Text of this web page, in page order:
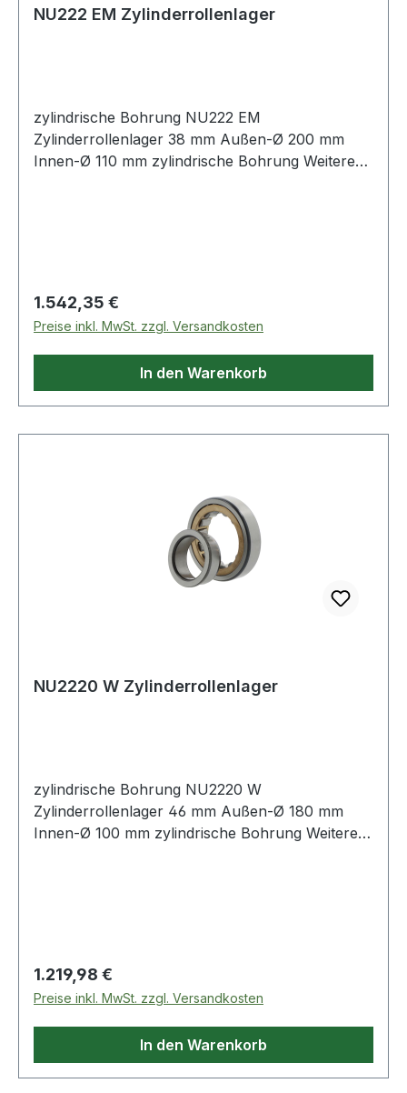
NU222 EM Zylinderrollenlager
zylindrische Bohrung NU222 EM
Zylinderrollenlager 38 mm Außen-Ø 200 mm
Innen-Ø 110 mm zylindrische Bohrung Weitere
Regulärer Preis:
1.542,35 €
Preise inkl. MwSt. zzgl. Versandkosten
In den Warenkorb
NU2220 W Zylinderrollenlager
zylindrische Bohrung NU2220 W
Zylinderrollenlager 46 mm Außen-Ø 180 mm
Innen-Ø 100 mm zylindrische Bohrung Weitere
Regulärer Preis:
1.219,98 €
Preise inkl. MwSt. zzgl. Versandkosten
In den Warenkorb